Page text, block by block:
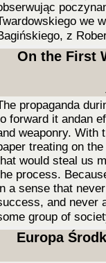
we
z
On the First
propaganda
forward it andan
weaponry. With
treating on
would steal us
process.
a sense that
and never
group of
Europa